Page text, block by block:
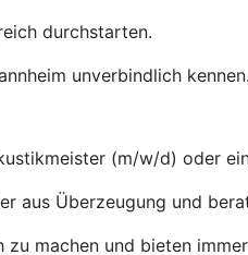
durchstarten.
unverbindlich kennen.
(m/w/d) oder
aus Überzeugung und
zu machen und bieten